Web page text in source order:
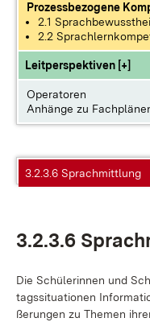
Prozessbezogene
2.1
2.2
Leitperspektiven [+]
Operatoren
Anhänge zu
3.2.3.6 Sprachmittlung
3.2.3.6
Die Schü­le­rin­nen und
tags­si­tua­tio­nen
ße­run­gen zu The­men